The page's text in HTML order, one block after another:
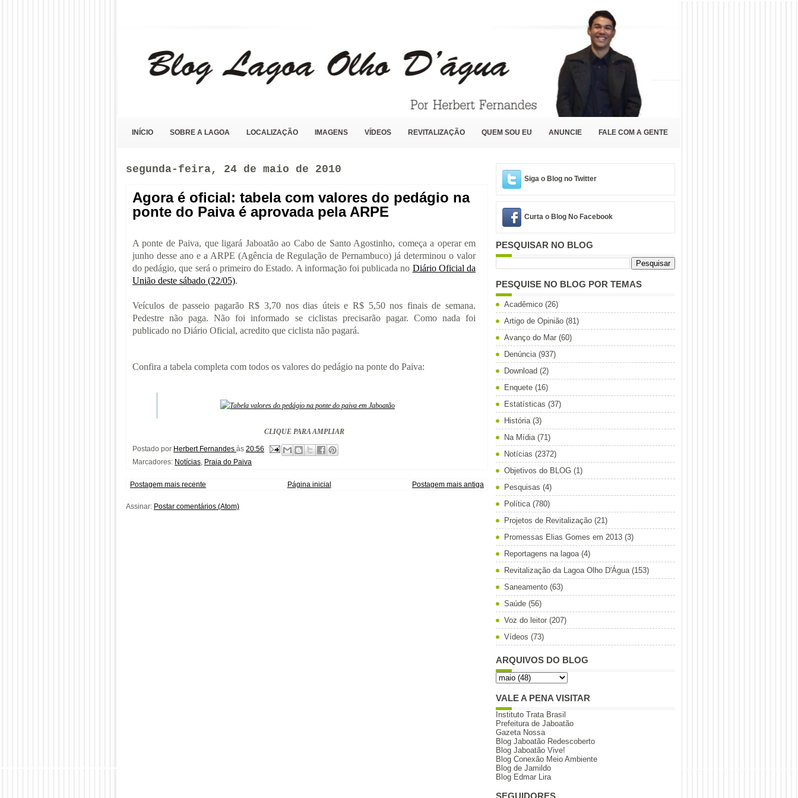
INÍCIO SOBRE A LAGOA LOCALIZAÇÃO IMAGENS VÍDEOS REVITALIZAÇÃO QUEM SOU EU ANUNCIE FALE COM A GENTE
segunda-feira, 24 de maio de 2010
Agora é oficial: tabela com valores do pedágio na
ponte do Paiva é aprovada pela ARPE
A ponte de Paiva, que ligará Jaboatão ao Cabo de Santo Agostinho, começa a operar em
junho desse ano e a ARPE (Agência de Regulação de Pernambuco) já determinou o valor
do pedágio, que será o primeiro do Estado. A informação foi publicada no Diário Oficial da
União deste sábado (22/05).
Veículos de passeio pagarão R$ 3,70 nos dias úteis e R$ 5,50 nos finais de semana.
Pedestre não paga. Não foi informado se ciclistas precisarão pagar. Como nada foi
publicado no Diário Oficial, acredito que ciclista não pagará.
Confira a tabela completa com todos os valores do pedágio na ponte do Paiva:
CLIQUE PARA AMPLIAR
Postado por Herbert Fernandes às 20:56
Marcadores: Notícias, Praia do Paiva
Postagem mais recente Postagem mais antiga
Página inicial
Assinar: Postar comentários (Atom)
Siga o Blog no Twitter
Curta o Blog No Facebook
PESQUISAR NO BLOG
PESQUISE NO BLOG POR TEMAS
Acadêmico (26)
Artigo de Opinião (81)
Avanço do Mar (60)
Denúncia (937)
Download (2)
Enquete (16)
Estatísticas (37)
História (3)
Na Mídia (71)
Notícias (2372)
Objetivos do BLOG (1)
Pesquisas (4)
Política (780)
Projetos de Revitalização (21)
Promessas Elias Gomes em 2013 (3)
Reportagens na lagoa (4)
Revitalização da Lagoa Olho D'Água (153)
Saneamento (63)
Saúde (56)
Voz do leitor (207)
Vídeos (73)
ARQUIVOS DO BLOG
VALE A PENA VISITAR
Instituto Trata Brasil
Prefeitura de Jaboatão
Gazeta Nossa
Blog Jaboatão Redescoberto
Blog Jaboatão Vive!
Blog Conexão Meio Ambiente
Blog de Jamildo
Blog Edmar Lira
SEGUIDORES